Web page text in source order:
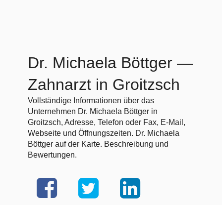
Dr. Michaela Böttger —
Zahnarzt in Groitzsch
Vollständige Informationen über das
Unternehmen Dr. Michaela Böttger in
Groitzsch, Adresse, Telefon oder Fax, E-Mail,
Webseite und Öffnungszeiten. Dr. Michaela
Böttger auf der Karte. Beschreibung und
Bewertungen.